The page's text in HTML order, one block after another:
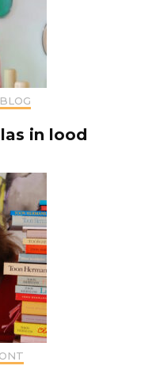
in lood